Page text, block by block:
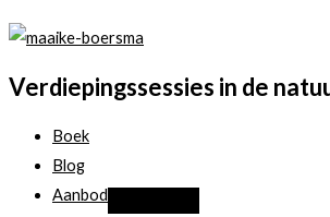
Verdiepingssessies in de
Boek
Blog
Aanbod